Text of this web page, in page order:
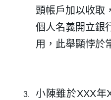
會員登入
頭帳戶加以收取
個人名義開立銀
用，此舉顯悖於
小陳雖於XXX年